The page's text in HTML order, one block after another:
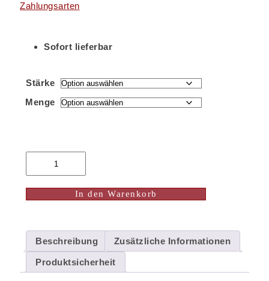
Zahlungsarten
Sofort lieferbar
Stärke
Menge
In den Warenkorb
Beschreibung Zusätzliche Informationen
Produktsicherheit